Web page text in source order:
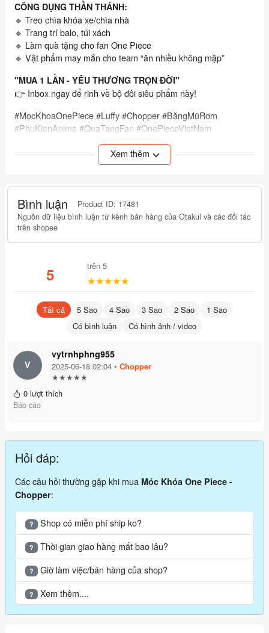
CÔNG DỤNG THẦN THÁNH:
🔹 Treo chìa khóa xe/chìa nhà
🔹 Trang trí balo, túi xách
🔹 Làm quà tặng cho fan One Piece
🔹 Vật phẩm may mắn cho team “ăn nhiều không mập”
"MUA 1 LẦN - YÊU THƯƠNG TRỌN ĐỜI"
👉 Inbox ngay để rinh về bộ đôi siêu phẩm này!
#MocKhoaOnePiece #Luffy #Chopper #BăngMũRơm
#PhuKienAnime #QuaTangFan #OnePieceVietNam
• Dễ dàng vệ sinh bằng khăn mềm
• Sản phẩm không dành cho trẻ dưới 3 tuổi
"Hãy để Luffy và Chopper đồng hành cùng bạn trên mọi hành
trình - Dù là đi tìm kho báu hay chỉ đơn giản là tìm chìa khóa
Xem thêm
Bình luận
Product ID: 17481
Nguồn dữ liệu bình luận từ kênh bán hàng của Otakul và các đối tác
trên shopee
5 trên 5
★★★★★
Tất cả 5 Sao 4 Sao 3 Sao 2 Sao
1 Sao
Có bình luận
Có hình ảnh / video
V
vytrnhphng955
2025-06-18 02:04 • Chopper
★★★★★
0 lượt thích
Báo cáo
Hỏi đáp:
Các câu hỏi thường gặp khi mua Móc Khóa One Piece -
Chopper:
? Shop có miễn phí ship ko?
? Thời gian giao hàng mất bao lâu?
? Giờ làm việc/bán hàng của shop?
? Xem thêm....